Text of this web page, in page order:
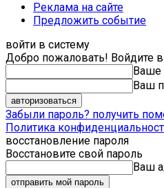
Реклама на сайте
Предложить событие
войти в систему
Добро пожаловать! Войдите
Ваше
Ваш
Забыли пароль? получить
Политика
восстановление пароля
Восстановите свой пароль
Ваш